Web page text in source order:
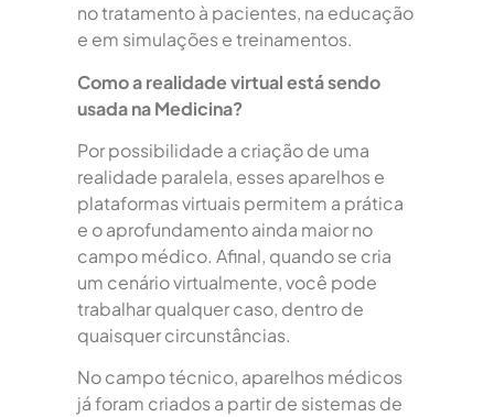
no tratamento à pacientes, na educação
e em simulações e treinamentos.
Como a realidade virtual está sendo
usada na Medicina?
Por possibilidade a criação de uma
realidade paralela, esses aparelhos e
plataformas virtuais permitem a prática
e o aprofundamento ainda maior no
campo médico. Afinal, quando se cria
um cenário virtualmente, você pode
trabalhar qualquer caso, dentro de
quaisquer circunstâncias.
No campo técnico, aparelhos médicos
já foram criados a partir de sistemas de